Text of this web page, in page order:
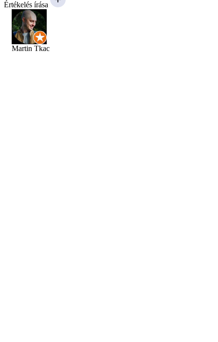
Értékelés írása
Martin Tkac